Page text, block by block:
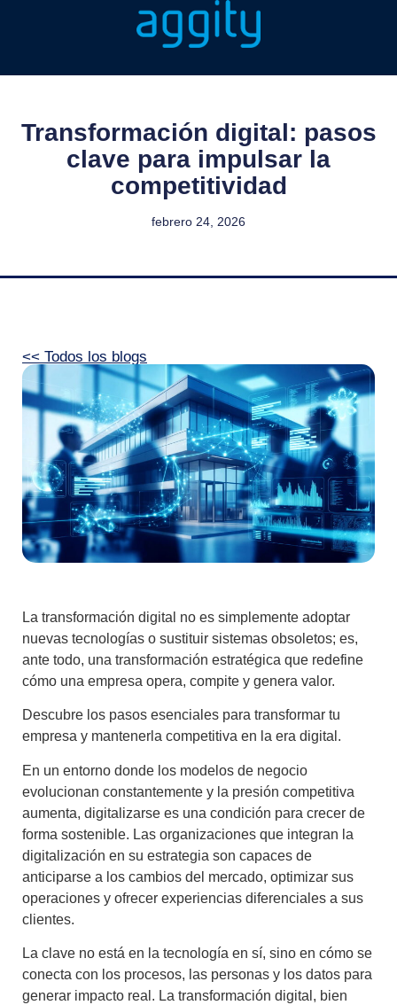
Transformación digital: pasos
clave para impulsar la
competitividad
febrero 24, 2026
<< Todos los blogs
La transformación digital no es simplemente adoptar
nuevas tecnologías o sustituir sistemas obsoletos; es,
ante todo, una transformación estratégica que redefine
cómo una empresa opera, compite y genera valor.
Descubre los pasos esenciales para transformar tu
empresa y mantenerla competitiva en la era digital.
En un entorno donde los modelos de negocio
evolucionan constantemente y la presión competitiva
aumenta, digitalizarse es una condición para crecer de
forma sostenible. Las organizaciones que integran la
digitalización en su estrategia son capaces de
anticiparse a los cambios del mercado, optimizar sus
operaciones y ofrecer experiencias diferenciales a sus
clientes.
La clave no está en la tecnología en sí, sino en cómo se
conecta con los procesos, las personas y los datos para
generar impacto real. La transformación digital, bien